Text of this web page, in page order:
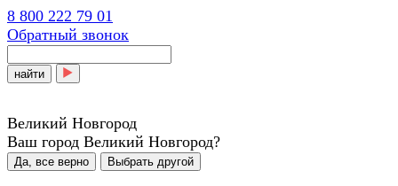
8 800 222 79 01
Обратный звонок
найти
Великий Новгород
Ваш город Великий Новгород?
Да, все верно Выбрать другой